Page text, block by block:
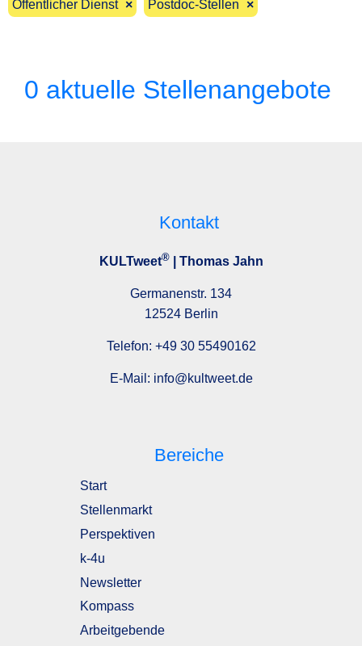
Öffentlicher Dienst × Postdoc-Stellen ×
0 aktuelle Stellenangebote
Kontakt
KULTweet®| Thomas Jahn
Germanenstr. 134
12524 Berlin
Telefon: +49 30 55490162
E-Mail: info@kultweet.de
Bereiche
Start
Stellenmarkt
Perspektiven
k-4u
Newsletter
Kompass
Arbeitgebende